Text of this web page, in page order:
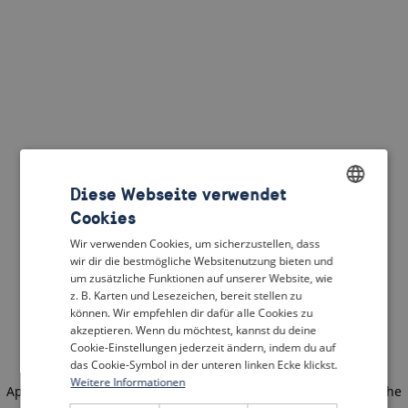
Application error: a client-side exception has occurred
(see the
DUTCH
FRENCH
GERMAN
Diese Webseite verwendet
Cookies
Wir verwenden Cookies, um sicherzustellen, dass
wir dir die bestmögliche Websitenutzung bieten und
um zusätzliche Funktionen auf unserer Website, wie
z. B. Karten und Lesezeichen, bereit stellen zu
können. Wir empfehlen dir dafür alle Cookies zu
akzeptieren. Wenn du möchtest, kannst du deine
Cookie-Einstellungen jederzeit ändern, indem du auf
das Cookie-Symbol in der unteren linken Ecke klickst.
Weitere Informationen